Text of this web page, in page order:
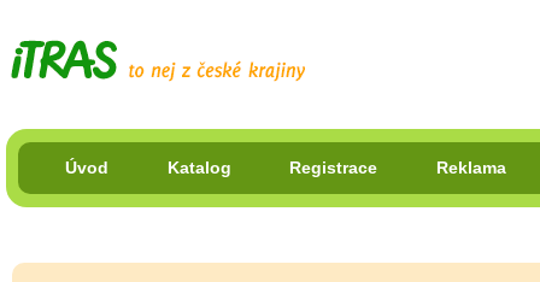
Úvod Katalog Registrace Reklama